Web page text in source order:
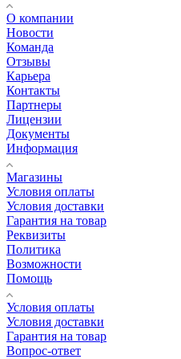
О компании
Новости
Команда
Отзывы
Карьера
Контакты
Партнеры
Лицензии
Документы
Информация
Магазины
Условия оплаты
Условия доставки
Гарантия на товар
Реквизиты
Политика
Возможности
Помощь
Условия оплаты
Условия доставки
Гарантия на товар
Вопрос-ответ